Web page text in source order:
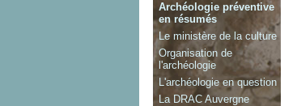
Archéologie préventive
en résumés
Le ministère de la culture
Organisation de
l'archéologie
L'archéologie en question
La DRAC Auvergne